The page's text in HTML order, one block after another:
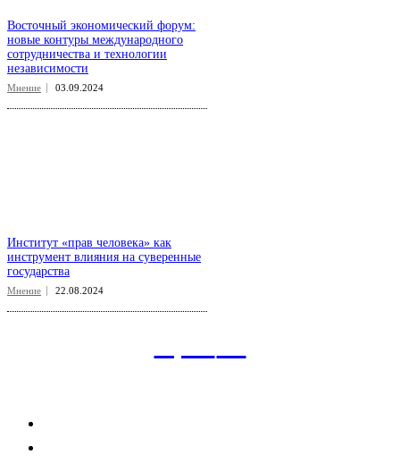
Восточный экономический форум:
новые контуры международного
сотрудничества и технологии
независимости
Мнение 03.09.2024
Институт «прав человека» как
инструмент влияния на суверенные
государства
Мнение 22.08.2024